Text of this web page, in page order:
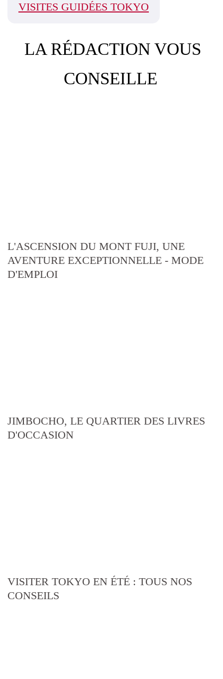
VISITES GUIDÉES TOKYO
LA RÉDACTION VOUS
CONSEILLE
L'ASCENSION DU MONT FUJI, UNE
AVENTURE EXCEPTIONNELLE - MODE
D'EMPLOI
JIMBOCHO, LE QUARTIER DES LIVRES
D'OCCASION
VISITER TOKYO EN ÉTÉ : TOUS NOS
CONSEILS